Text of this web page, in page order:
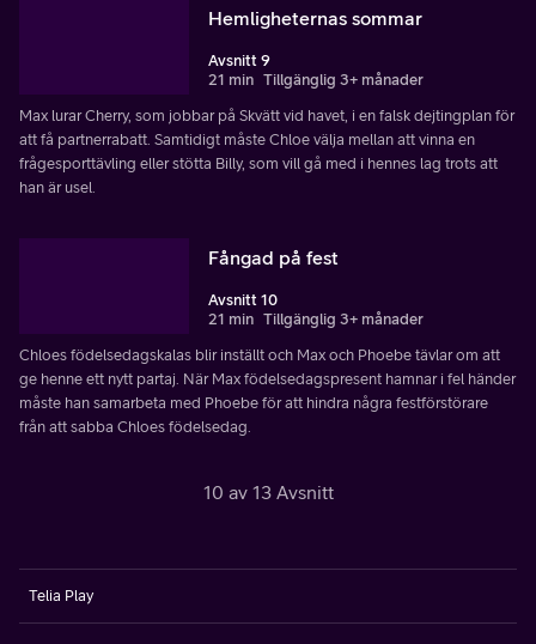
Hemligheternas sommar
Avsnitt 9
21 min Tillgänglig 3+ månader
Max lurar Cherry, som jobbar på Skvätt vid havet, i en falsk dejtingplan för
att få partnerrabatt. Samtidigt måste Chloe välja mellan att vinna en
frågesporttävling eller stötta Billy, som vill gå med i hennes lag trots att
han är usel.
Fångad på fest
Avsnitt 10
21 min Tillgänglig 3+ månader
Chloes födelsedagskalas blir inställt och Max och Phoebe tävlar om att
ge henne ett nytt partaj. När Max födelsedagspresent hamnar i fel händer
måste han samarbeta med Phoebe för att hindra några festförstörare
från att sabba Chloes födelsedag.
10 av 13 Avsnitt
Telia Play